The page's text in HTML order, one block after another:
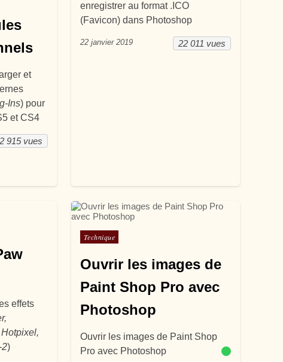
et
Ins) pour
et CS4
2 915 vues
enregistrer au format .ICO
(Favicon) dans Photoshop
22 011 vues
22 janvier 2019
effets
2)
Posté dans
Technique
Ouvrir les images de
Paint Shop Pro avec
Photoshop
Ouvrir les images de Paint Shop
Pro avec Photoshop